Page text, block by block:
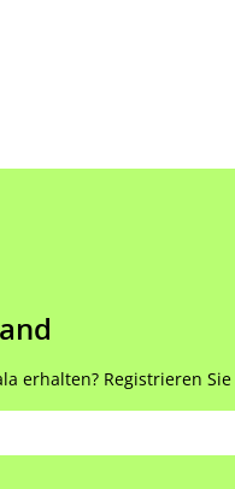
erhalten? Registrieren